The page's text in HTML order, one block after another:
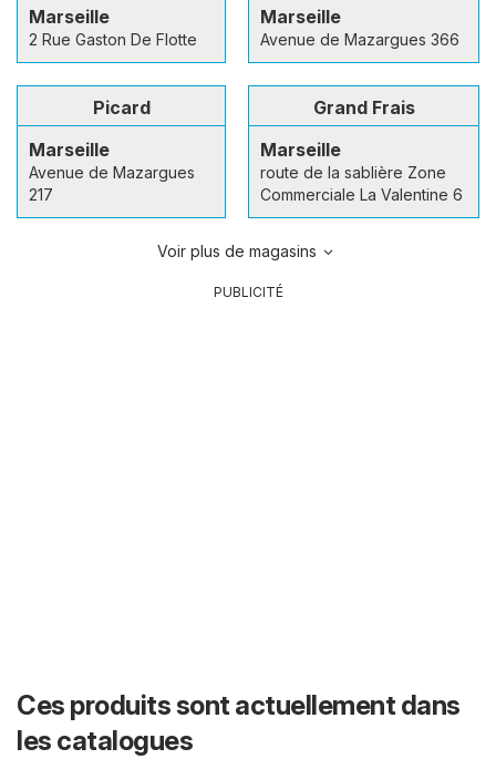
Marseille
2 Rue Gaston De Flotte
Marseille
Avenue de Mazargues 366
Picard
Marseille
Avenue de Mazargues
217
Grand Frais
Marseille
route de la sablière Zone
Commerciale La Valentine 6
Voir plus de magasins
PUBLICITÉ
Ces produits sont actuellement dans
les catalogues